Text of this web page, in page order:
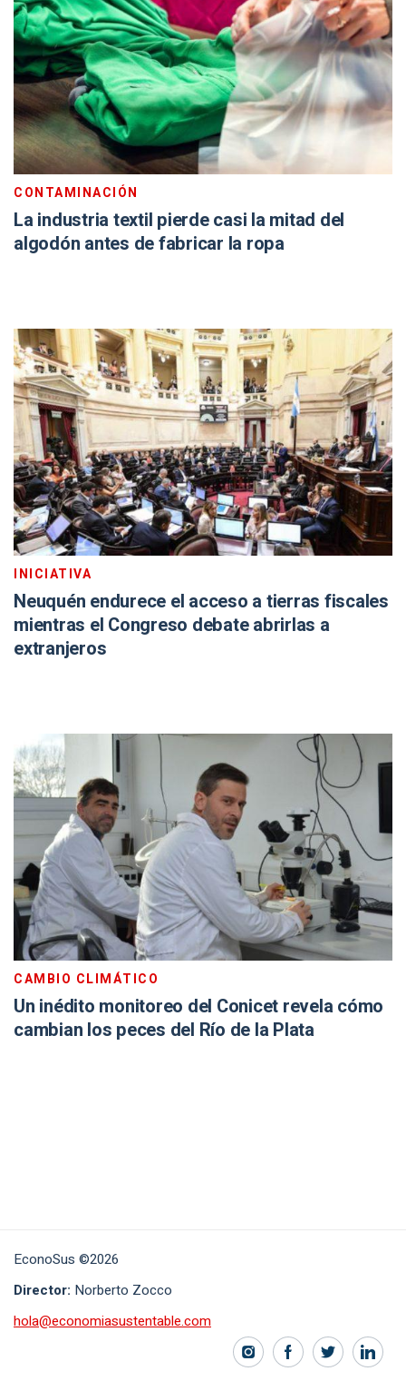
CONTAMINACIÓN
La industria textil pierde casi la mitad del
algodón antes de fabricar la ropa
INICIATIVA
Neuquén endurece el acceso a tierras fiscales
mientras el Congreso debate abrirlas a
extranjeros
CAMBIO CLIMÁTICO
Un inédito monitoreo del Conicet revela cómo
cambian los peces del Río de la Plata
EconoSus ©2026
Director: Norberto Zocco
hola@economiasustentable.com